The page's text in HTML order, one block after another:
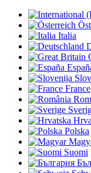
Italia
France
Polska
Suomi